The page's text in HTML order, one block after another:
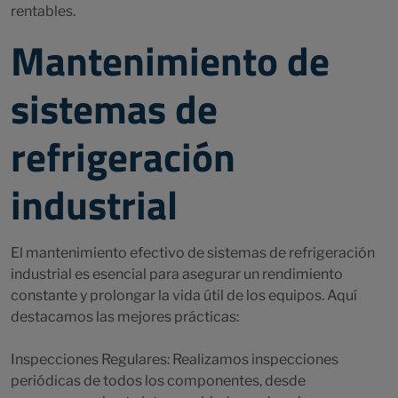
rentables.
Mantenimiento de
sistemas de
refrigeración
industrial
El mantenimiento efectivo de sistemas de refrigeración
industrial es esencial para asegurar un rendimiento
constante y prolongar la vida útil de los equipos. Aquí
destacamos las mejores prácticas:
Inspecciones Regulares: Realizamos inspecciones
periódicas de todos los componentes, desde